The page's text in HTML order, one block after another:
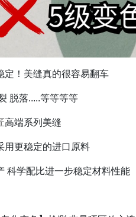
定！美缝真的很容易翻车
脱落.....等等等等
高端系列美缝
用更稳定的进口原料
科学配比进一步稳定材料性能